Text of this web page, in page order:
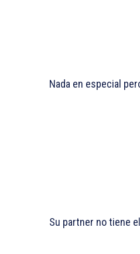
Nada en especial
Su partner no tiene